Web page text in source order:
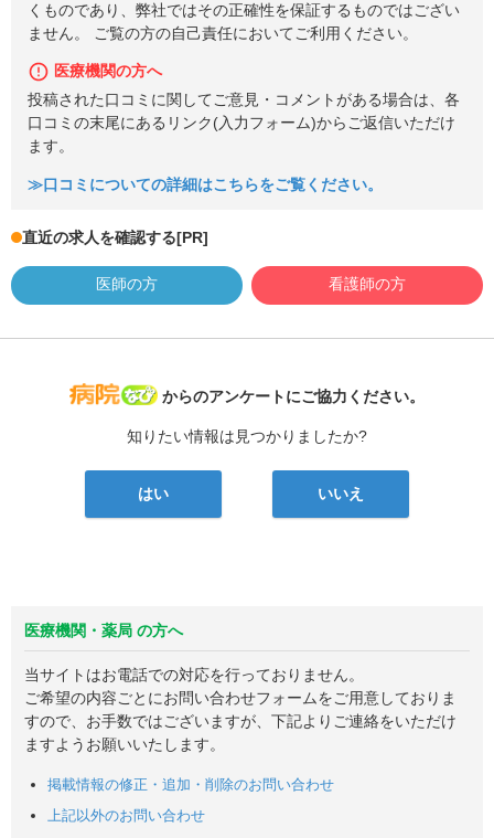
くものであり、弊社ではその正確性を保証するものではござい
ません。 ご覧の方の自己責任においてご利用ください。
医療機関の方へ
投稿された口コミに関してご意見・コメントがある場合は、各
口コミの末尾にあるリンク(入力フォーム)からご返信いただけ
ます。
≫口コミについての詳細はこちらをご覧ください。
直近の求人を確認する[PR]
医師の方 看護師の方
病院なび
からのアンケートにご協力ください。
知りたい情報は見つかりましたか?
はい いいえ
医療機関・薬局 の方へ
当サイトはお電話での対応を行っておりません。
ご希望の内容ごとにお問い合わせフォームをご用意しておりま
すので、お手数ではございますが、下記よりご連絡をいただけ
ますようお願いいたします。
掲載情報の修正・追加・削除のお問い合わせ
上記以外のお問い合わせ